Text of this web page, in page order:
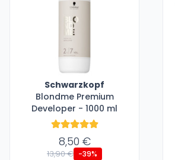
Schwarzkopf
Blondme Premium
Developer - 1000 ml
8,50 €
13,90 € -39%